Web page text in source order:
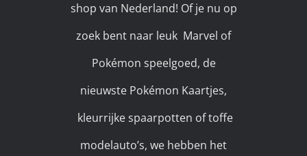
shop van Nederland! Of je nu op
zoek bent naar leuk Marvel of
Pokémon speelgoed, de
nieuwste Pokémon Kaartjes,
kleurrijke spaarpotten of toffe
modelauto’s, we hebben het